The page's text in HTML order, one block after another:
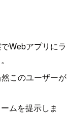
Webアプリにラ
このユーザーが
ムを提示しま